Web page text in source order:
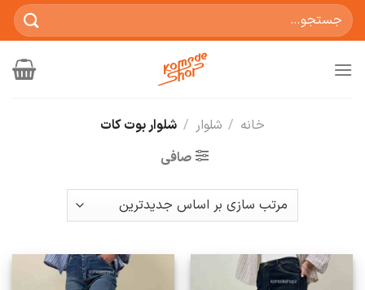
جستجو
برای:
خانه / شلوار / شلوار بوت کات
صافی